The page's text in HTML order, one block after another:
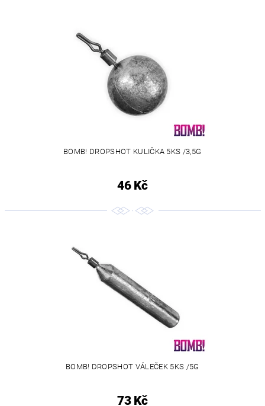
BOMB! DROPSHOT KULIČKA 5KS /3,5G
46 Kč
BOMB! DROPSHOT VÁLEČEK 5KS /5G
73 Kč